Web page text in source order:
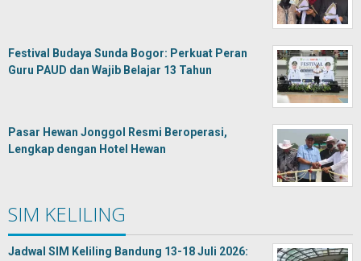
Festival Budaya Sunda Bogor: Perkuat Peran
Guru PAUD dan Wajib Belajar 13 Tahun
Pasar Hewan Jonggol Resmi Beroperasi,
Lengkap dengan Hotel Hewan
SIM KELILING
Jadwal SIM Keliling Bandung 13-18 Juli 2026: